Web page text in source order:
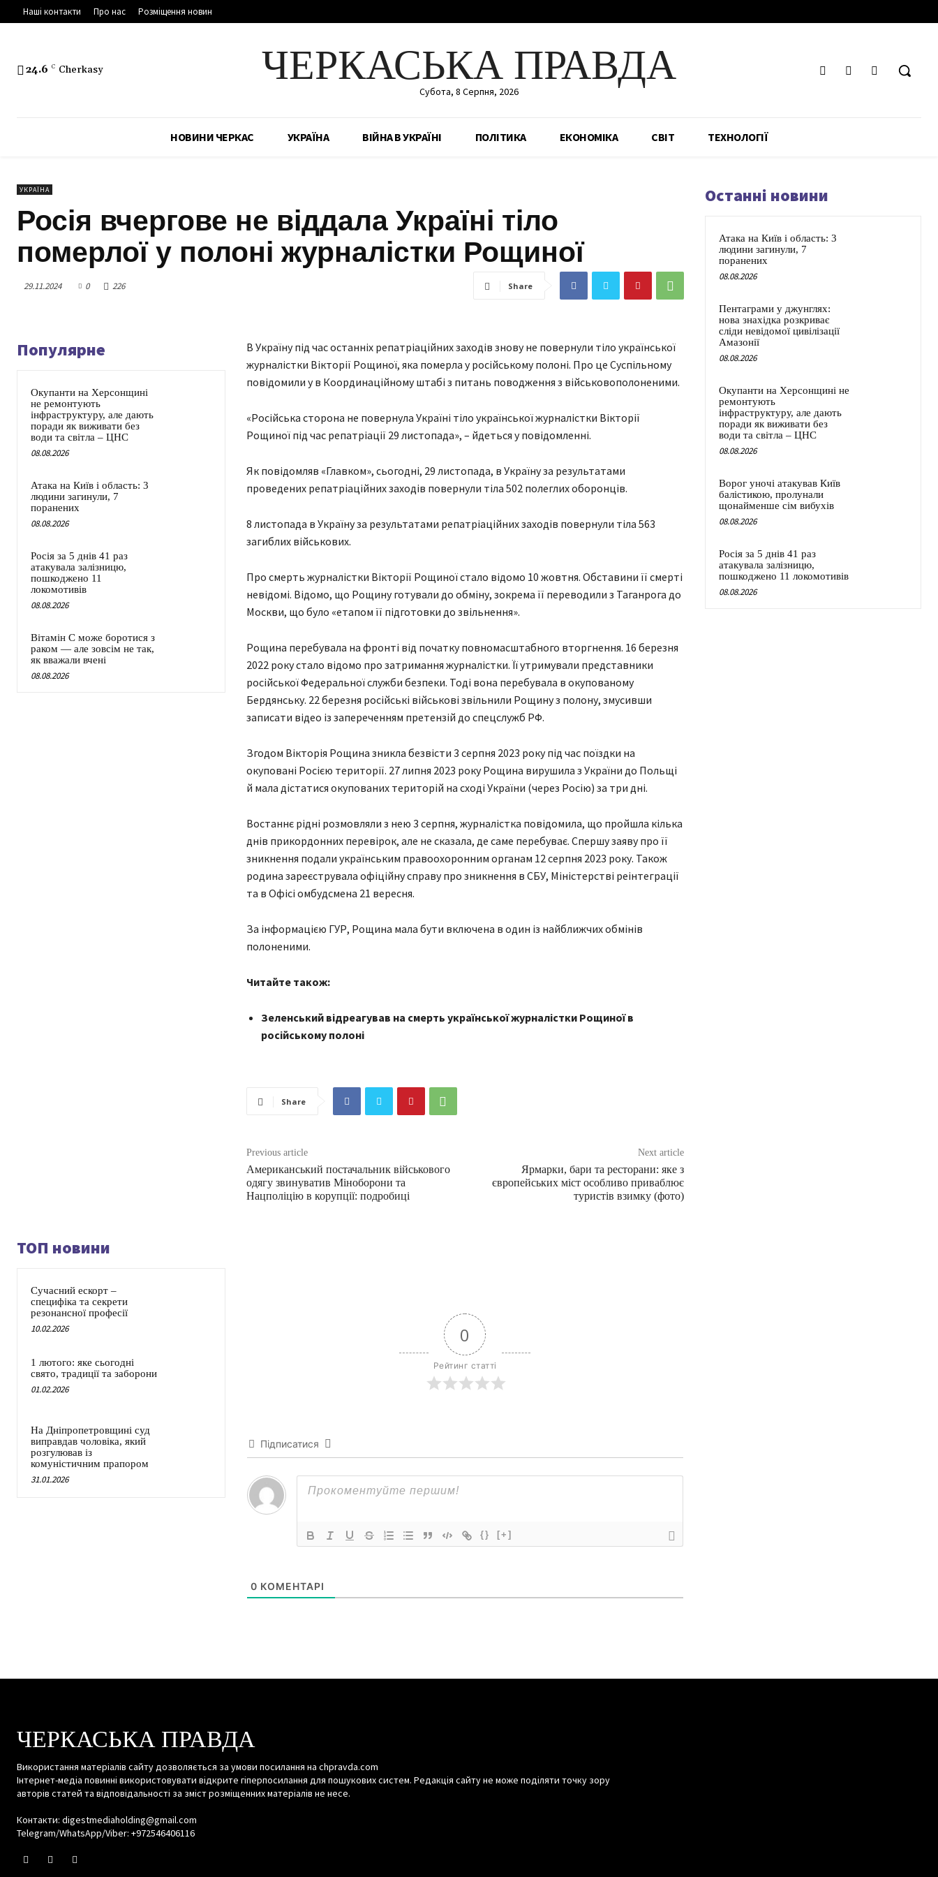
Наші контакти Про нас Розміщення новин
24.6 C Cherkasy ЧЕРКАСЬКА ПРАВДА
Субота, 8 Серпня, 2026
НОВИНИ ЧЕРКАС УКРАЇНА ВІЙНА В УКРАЇНІ ПОЛІТИКА ЕКОНОМІКА СВІТ ТЕХНОЛОГІЇ
УКРАЇНА
Росія вчергове не віддала Україні тіло
померлої у полоні журналістки Рощиної
29.11.2024 0 226 Share
Популярне
Окупанти на Херсонщині
не ремонтують
інфраструктуру, але дають
поради як виживати без
води та світла – ЦНС
08.08.2026
Атака на Київ і область: 3
людини загинули, 7
поранених
08.08.2026
Росія за 5 днів 41 раз
атакувала залізницю,
пошкоджено 11
локомотивів
08.08.2026
Вітамін C може боротися з
раком — але зовсім не так,
як вважали вчені
08.08.2026
В Україну під час останніх репатріаційних заходів знову не повернули тіло української
журналістки Вікторії Рощиної, яка померла у російському полоні. Про це Суспільному
повідомили у в Координаційному штабі з питань поводження з військовополоненими.
«Російська сторона не повернула Україні тіло української журналістки Вікторії
Рощиної під час репатріації 29 листопада», – йдеться у повідомленні.
Як повідомляв «Главком», сьогодні, 29 листопада, в Україну за результатами
проведених репатріаційних заходів повернули тіла 502 полеглих оборонців.
8 листопада в Україну за результатами репатріаційних заходів повернули тіла 563
загиблих військових.
Про смерть журналістки Вікторії Рощиної стало відомо 10 жовтня. Обставини її смерті
невідомі. Відомо, що Рощину готували до обміну, зокрема її переводили з Таганрога до
Москви, що було «етапом її підготовки до звільнення».
Рощина перебувала на фронті від початку повномасштабного вторгнення. 16 березня
2022 року стало відомо про затримання журналістки. Її утримували представники
російської Федеральної служби безпеки. Тоді вона перебувала в окупованому
Бердянську. 22 березня російські військові звільнили Рощину з полону, змусивши
записати відео із запереченням претензій до спецслужб РФ.
Згодом Вікторія Рощина зникла безвісти 3 серпня 2023 року під час поїздки на
окуповані Росією території. 27 липня 2023 року Рощина вирушила з України до Польщі
й мала дістатися окупованих територій на сході України (через Росію) за три дні.
Востаннє рідні розмовляли з нею 3 серпня, журналістка повідомила, що пройшла кілька
днів прикордонних перевірок, але не сказала, де саме перебуває. Спершу заяву про її
зникнення подали українським правоохоронним органам 12 серпня 2023 року. Також
родина зареєструвала офіційну справу про зникнення в СБУ, Міністерстві реінтеграції
та в Офісі омбудсмена 21 вересня.
За інформацією ГУР, Рощина мала бути включена в один із найближчих обмінів
полоненими.
Читайте також:
Зеленський відреагував на смерть української журналістки Рощиної в
російському полоні
Share
Previous article
Американський постачальник військового
одягу звинуватив Міноборони та
Нацполіцію в корупції: подробиці
Next article
Ярмарки, бари та ресторани: яке з
європейських міст особливо приваблює
туристів взимку (фото)
ТОП новини
Сучасний ескорт –
специфіка та секрети
резонансної професії
10.02.2026
1 лютого: яке сьогодні
свято, традиції та заборони
01.02.2026
На Дніпропетровщині суд
виправдав чоловіка, який
розгулював із
комуністичним прапором
31.01.2026
0
Рейтинг статті
Підписатися
{} [+]
0 КОМЕНТАРІ
Останні новини
Атака на Київ і область: 3
людини загинули, 7
поранених
08.08.2026
Пентаграми у джунглях:
нова знахідка розкриває
сліди невідомої цивілізації
Амазонії
08.08.2026
Окупанти на Херсонщині не
ремонтують
інфраструктуру, але дають
поради як виживати без
води та світла – ЦНС
08.08.2026
Ворог уночі атакував Київ
балістикою, пролунали
щонайменше сім вибухів
08.08.2026
Росія за 5 днів 41 раз
атакувала залізницю,
пошкоджено 11 локомотивів
08.08.2026
ЧЕРКАСЬКА ПРАВДА
Використання матеріалів сайту дозволяється за умови посилання на chpravda.com
Інтернет-медіа повинні використовувати відкрите гіперпосилання для пошукових систем. Редакція сайту не може поділяти точку зору
авторів статей та відповідальності за зміст розміщенних матеріалів не несе.
Контакти: digestmediaholding@gmail.com
Telegram/WhatsApp/Viber: +972546406116